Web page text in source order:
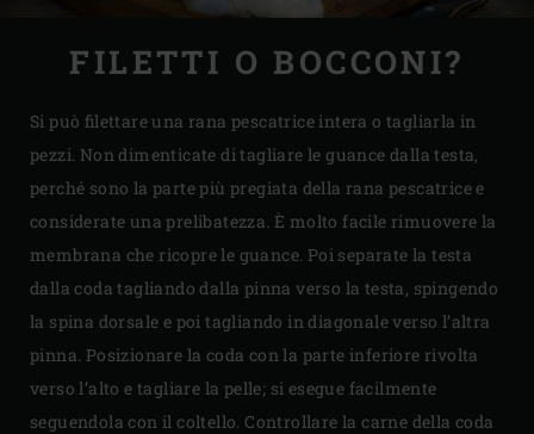
FILETTI O BOCCONI?
Si può filettare una rana pescatrice intera o tagliarla in
pezzi. Non dimenticate di tagliare le guance dalla testa,
perché sono la parte più pregiata della rana pescatrice e
considerate una prelibatezza. È molto facile rimuovere la
membrana che ricopre le guance. Poi separate la testa
dalla coda tagliando dalla pinna verso la testa, spingendo
la spina dorsale e poi tagliando in diagonale verso l’altra
pinna. Posizionare la coda con la parte inferiore rivolta
verso l’alto e tagliare la pelle; si esegue facilmente
seguendola con il coltello. Controllare la carne della coda